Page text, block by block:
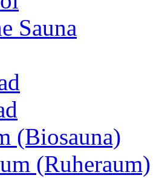
Sauna
(Biosauna)
(Ruheraum)